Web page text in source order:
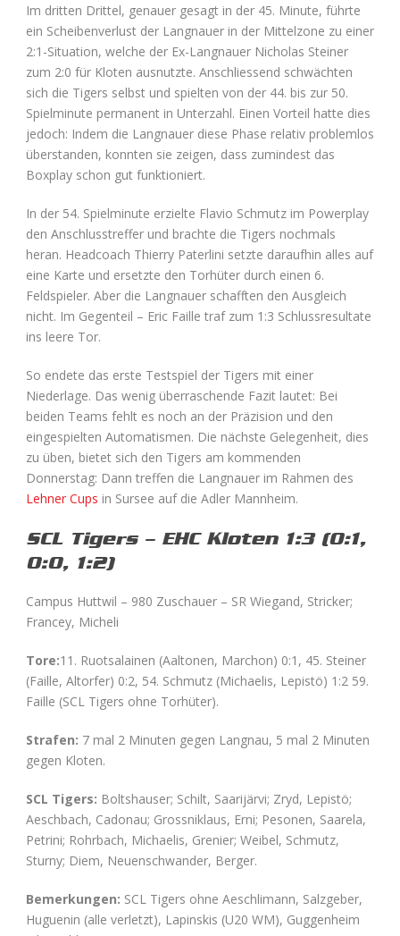
Im dritten Drittel, genauer gesagt in der 45. Minute, führte
ein Scheibenverlust der Langnauer in der Mittelzone zu einer
2:1-Situation, welche der Ex-Langnauer Nicholas Steiner
zum 2:0 für Kloten ausnutzte. Anschliessend schwächten
sich die Tigers selbst und spielten von der 44. bis zur 50.
Spielminute permanent in Unterzahl. Einen Vorteil hatte dies
jedoch: Indem die Langnauer diese Phase relativ problemlos
überstanden, konnten sie zeigen, dass zumindest das
Boxplay schon gut funktioniert.
In der 54. Spielminute erzielte Flavio Schmutz im Powerplay
den Anschlusstreffer und brachte die Tigers nochmals
heran. Headcoach Thierry Paterlini setzte daraufhin alles auf
eine Karte und ersetzte den Torhüter durch einen 6.
Feldspieler. Aber die Langnauer schafften den Ausgleich
nicht. Im Gegenteil – Eric Faille traf zum 1:3 Schlussresultate
ins leere Tor.
So endete das erste Testspiel der Tigers mit einer
Niederlage. Das wenig überraschende Fazit lautet: Bei
beiden Teams fehlt es noch an der Präzision und den
eingespielten Automatismen. Die nächste Gelegenheit, dies
zu üben, bietet sich den Tigers am kommenden
Donnerstag: Dann treffen die Langnauer im Rahmen des
Lehner Cups in Sursee auf die Adler Mannheim.
SCL Tigers – EHC Kloten 1:3 (0:1,
0:0, 1:2)
Campus Huttwil – 980 Zuschauer – SR Wiegand, Stricker;
Francey, Micheli
Tore:11. Ruotsalainen (Aaltonen, Marchon) 0:1, 45. Steiner
(Faille, Altorfer) 0:2, 54. Schmutz (Michaelis, Lepistö) 1:2 59.
Faille (SCL Tigers ohne Torhüter).
Strafen: 7 mal 2 Minuten gegen Langnau, 5 mal 2 Minuten
gegen Kloten.
SCL Tigers: Boltshauser; Schilt, Saarijärvi; Zryd, Lepistö;
Aeschbach, Cadonau; Grossniklaus, Erni; Pesonen, Saarela,
Petrini; Rohrbach, Michaelis, Grenier; Weibel, Schmutz,
Sturny; Diem, Neuenschwander, Berger.
Bemerkungen: SCL Tigers ohne Aeschlimann, Salzgeber,
Huguenin (alle verletzt), Lapinskis (U20 WM), Guggenheim